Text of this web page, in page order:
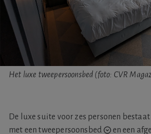
Het luxe tweepersoonsbed (foto: CVR
De luxe suite voor zes personen
met een tweepersoonsbed en een